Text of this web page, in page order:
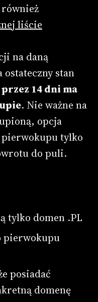
liście
na daną
ostateczny stan
przez 14 dni ma
. Nie ważne na
opcja
pierwokupu tylko
do puli.
tylko domen .PL
pierwokupu
posiadać
domenę